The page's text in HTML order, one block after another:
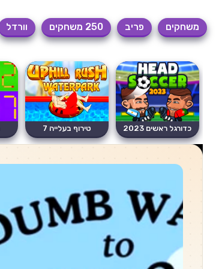
משחקים פריב 250 משחקים וורדל
כדורגל ראשים 2023 טירוף בעלייה 7